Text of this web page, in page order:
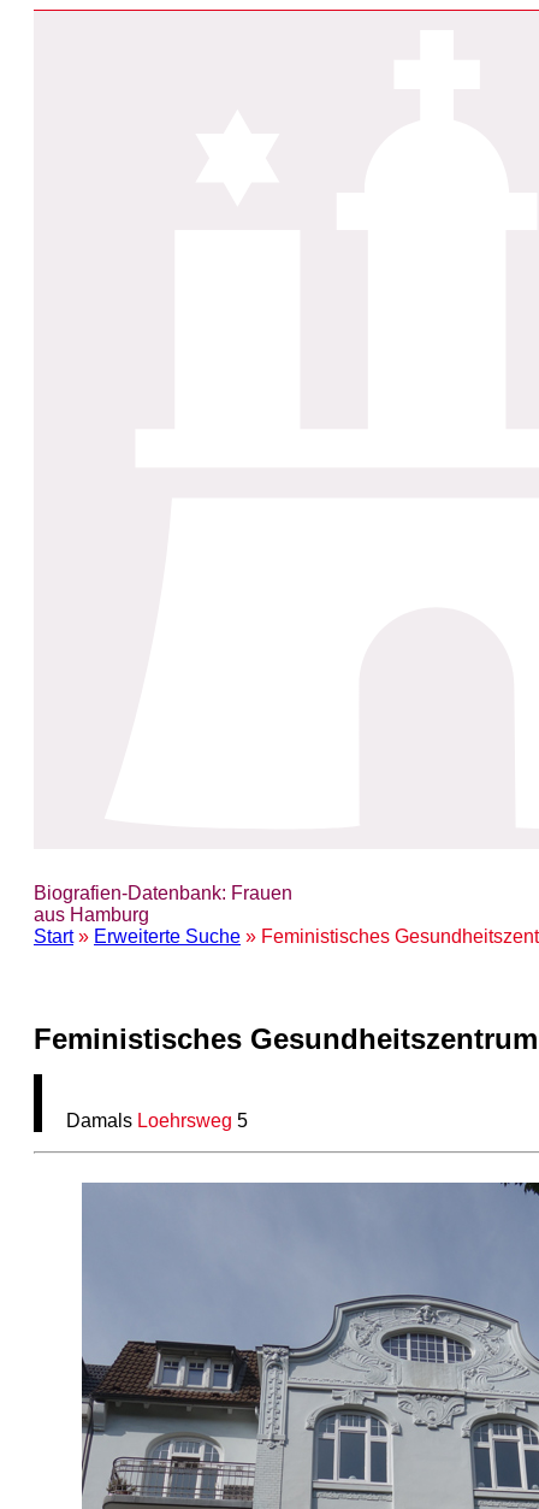
Biografien-Datenbank: Frauen
aus Hamburg
Start» Erweiterte Suche » Feministisches
Feministisches Gesundheitszentrum
Damals Loehrsweg 5